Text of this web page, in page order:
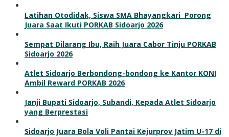
Latihan Otodidak, Siswa SMA Bhayangkari Porong
Juara Saat Ikuti PORKAB Sidoarjo 2026
Sempat Dilarang Ibu, Raih Juara Cabor Tinju PORKAB
Sidoarjo 2026
Atlet Sidoarjo Berbondong-bondong ke Kantor KONI
Ambil Reward PORKAB 2026
Janji Bupati Sidoarjo, Subandi, Kepada Atlet Sidoarjo
yang Berprestasi
Sidoarjo Juara Bola Voli Pantai Kejurprov Jatim U-17 di